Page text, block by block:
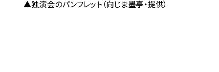
独演会のパンフレット（向じま墨亭・提供）